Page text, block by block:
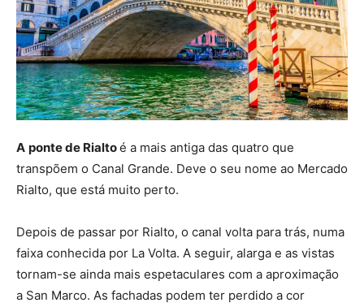
A ponte de Rialtoé a mais antiga das quatro que
transpõem o Canal Grande. Deve o seu nome ao Mercado
Rialto, que está muito perto.
Depois de passar por Rialto, o canal volta para trás, numa
faixa conhecida por La Volta. A seguir, alarga e as vistas
tornam-se ainda mais espetaculares com a aproximação
a San Marco. As fachadas podem ter perdido a cor